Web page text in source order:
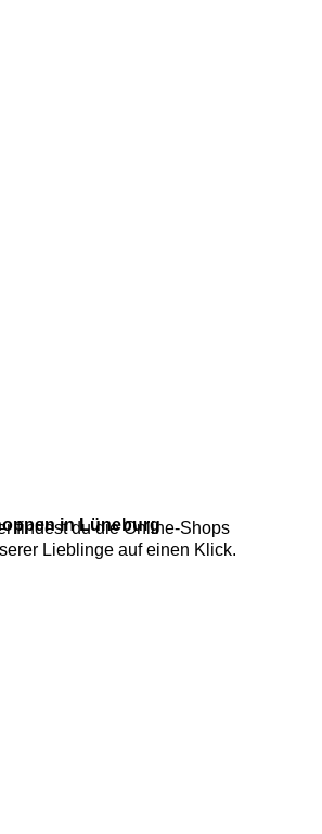
in Lüneburg
findest du die Online-Shops
Lieblinge auf einen Klick.